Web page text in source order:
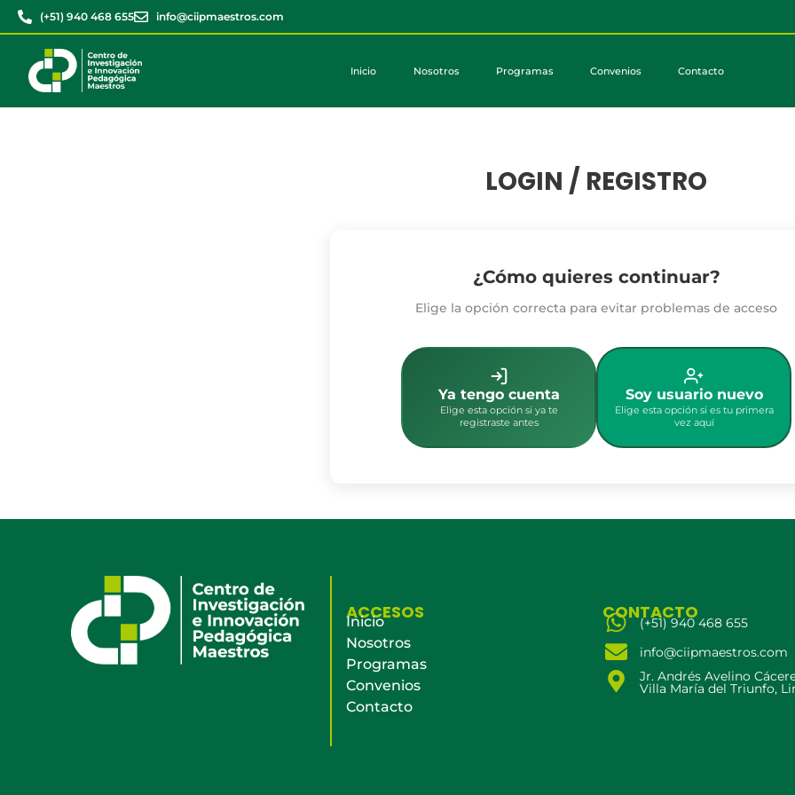
(+51) 940 468 655 info@ciipmaestros.com
Inicio Nosotros Programas Convenios Contacto
LOGIN / REGISTRO
¿Cómo quieres continuar?
Elige la opción correcta para evitar problemas de acceso
Ya tengo cuenta
Elige esta opción si ya te
registraste antes
Soy usuario nuevo
Elige esta opción si es tu primera
vez aquí
ACCESOS
Inicio
Nosotros
Programas
Convenios
Contacto
CONTACTO
(+51) 940 468 655
info@ciipmaestros.com
Jr. Andrés Avelino
Villa María del Triunfo,